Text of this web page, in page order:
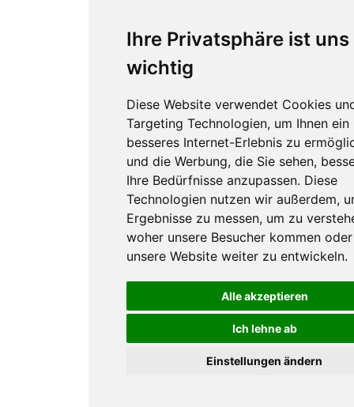
Ihre Privatsphäre ist uns
wichtig
Diese Website verwendet Cookies
Targeting Technologien, um Ihnen ein
besseres Internet-Erlebnis zu
und die Werbung, die Sie sehen,
Ihre Bedürfnisse anzupassen. Diese
Technologien nutzen wir außerdem,
Ergebnisse zu messen, um zu
woher unsere Besucher kommen
unsere Website weiter zu entwickeln.
Alle akzeptieren
Ich lehne ab
Einstellungen ändern